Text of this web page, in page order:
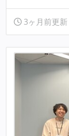
3ヶ月前更新